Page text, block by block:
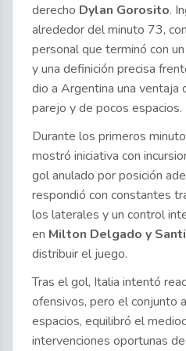
derecho Dylan Gorosito.
alrededor del minuto 73,
personal que terminó con
y una definición precisa
dio a Argentina una ventaja
parejo y de pocos espacios.
Durante los primeros
mostró iniciativa con
gol anulado por posición
respondió con constantes
los laterales y un control
en Milton Delgado y
distribuir el juego.
Tras el gol, Italia intentó
ofensivos, pero el conjunto
espacios, equilibró el
intervenciones oportunas